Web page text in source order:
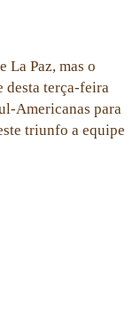
La Paz, mas o
desta terça-feira
Americanas para
triunfo a equipe